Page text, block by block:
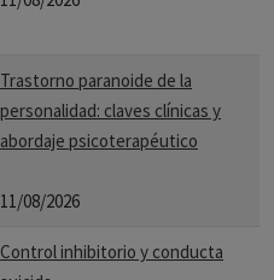
Trastorno paranoide de la
personalidad: claves clínicas y
abordaje psicoterapéutico
11/08/2026
Control inhibitorio y conducta